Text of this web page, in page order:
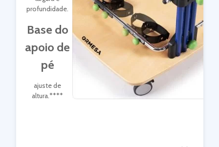
profundidade.
Base do
apoio de
pé
ajuste de
altura.****